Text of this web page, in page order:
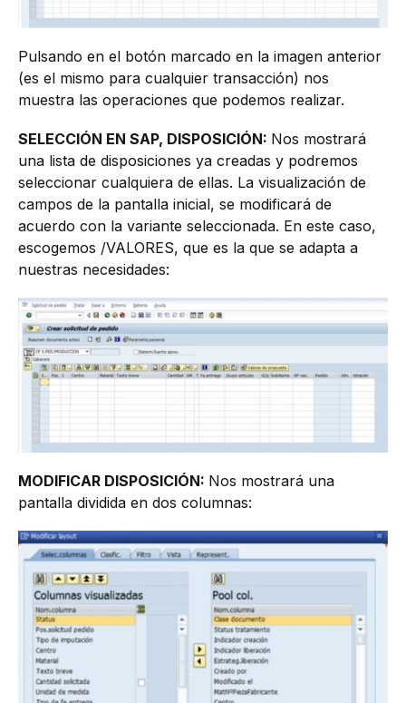
Pulsando en el botón marcado en la imagen anterior
(es el mismo para cualquier transacción) nos
muestra las operaciones que podemos realizar.
SELECCIÓN EN SAP, DISPOSICIÓN: Nos mostrará
una lista de disposiciones ya creadas y podremos
seleccionar cualquiera de ellas. La visualización de
campos de la pantalla inicial, se modificará de
acuerdo con la variante seleccionada. En este caso,
escogemos /VALORES, que es la que se adapta a
nuestras necesidades:
MODIFICAR DISPOSICIÓN: Nos mostrará una
pantalla dividida en dos columnas: